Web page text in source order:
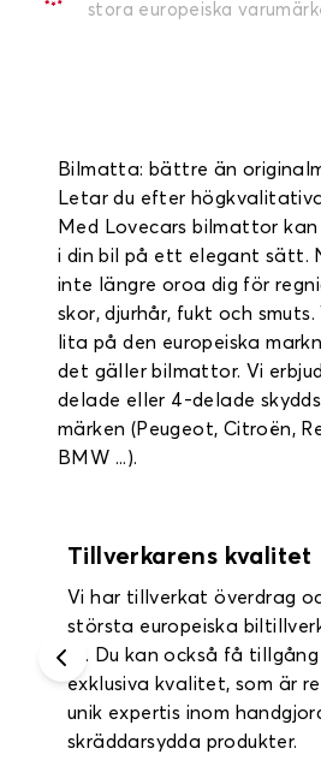
stora europeiska
Bilmatta: bättre än
Letar du efter
Med Lovecars bilmattor
i din bil på ett elegant sätt.
inte längre oroa dig för
skor, djurhår, fukt och
lita på den europeiska
det gäller bilmattor. Vi
delade eller 4-delade
märken (Peugeot, Citroën,
BMW ...).
för de
i över 40
av en
Garanti
Du får ett års
innermattor
två års